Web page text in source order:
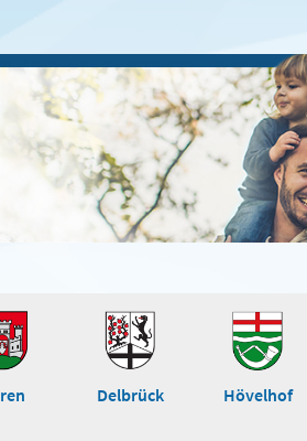
Delbrück Hövelhof